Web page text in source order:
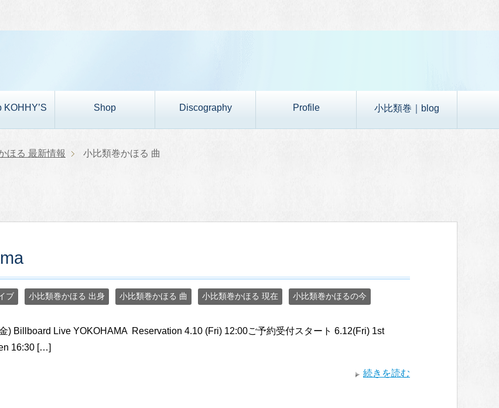
KOHHY’S Shop Discography Profile 小比類巻｜blog
ほる 最新情報 小比類巻かほる 曲
ブ 小比類巻かほる 出身 小比類巻かほる 曲 小比類巻かほる 現在 小比類巻かほるの今
) Billboard Live YOKOHAMA ​ Reservation 4.10 (Fri) 12:00ご予約受付スタート 6.12(Fri) 1st
16:30 […]
続きを読む